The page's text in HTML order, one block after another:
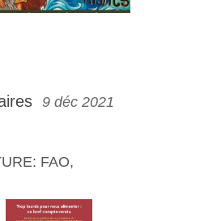
9 déc 2021
FAO,